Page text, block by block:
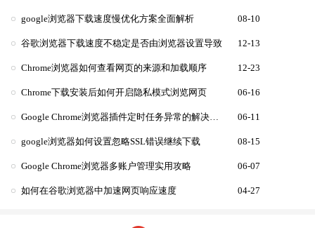
google浏览器下载速度慢优化方案全面解析 08-10
谷歌浏览器下载速度不稳定是否由浏览器设置导致 12-13
Chrome浏览器如何查看网页的来源和加载顺序 12-23
Chrome下载安装后如何开启隐私模式浏览网页 06-16
06-11
google浏览器如何设置忽略SSL错误继续下载 08-15
Google Chrome浏览器多账户管理实用攻略 06-07
如何在谷歌浏览器中加速网页响应速度 04-27